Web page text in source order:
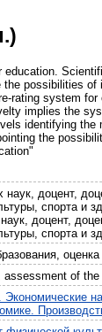
possibilities
rating system
implies the
identifying
the
доцент,
спорта и
доцент,
спорта и
of